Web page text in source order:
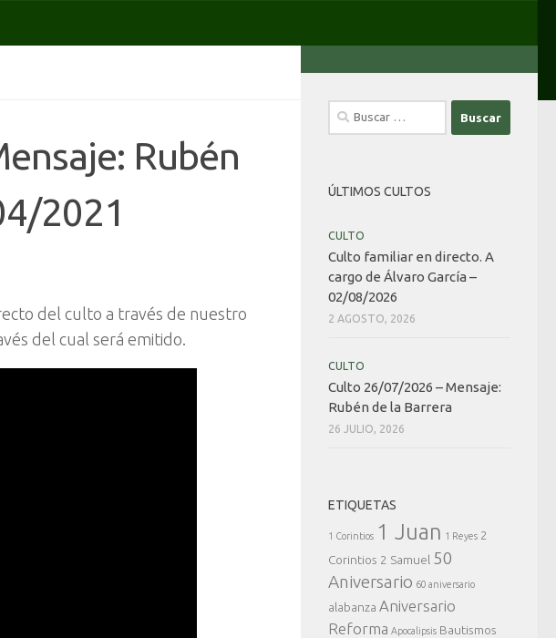
Rubén
2021
del culto a través de nuestro
del cual será emitido.
Buscar:
ÚLTIMOS CULTOS
CULTO
Culto familiar en directo. A
cargo de Álvaro García –
02/08/2026
2 AGOSTO, 2026
CULTO
Culto 26/07/2026 – Mensaje:
Rubén de la Barrera
26 JULIO, 2026
ETIQUETAS
1 Corintios 1 Juan 1 Reyes 2
Corintios 2 Samuel 50
Aniversario 60 aniversario
alabanza Aniversario
Reforma Apocalipsis Bautismos